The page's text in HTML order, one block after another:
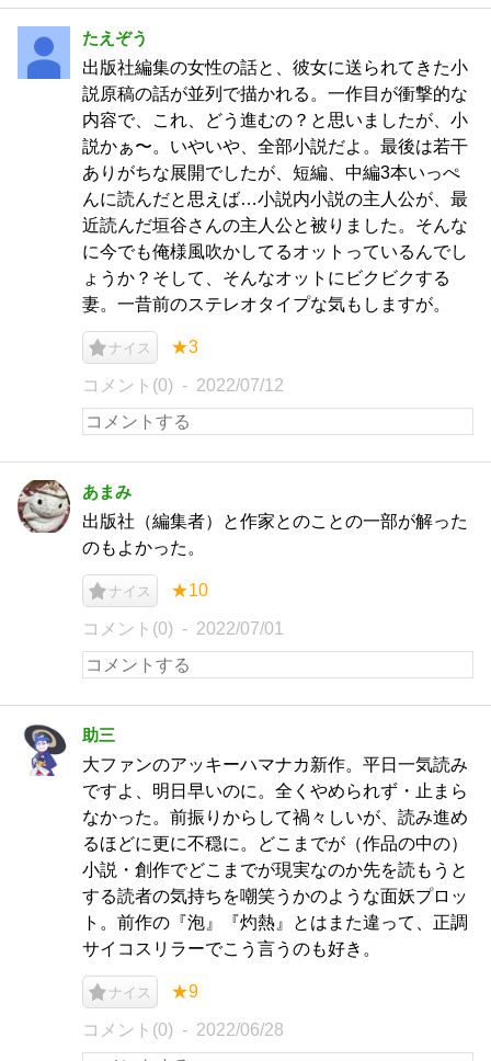
たえぞう
出版社編集の女性の話と、彼女に送られてきた小
説原稿の話が並列で描かれる。一作目が衝撃的な
内容で、これ、どう進むの？と思いましたが、小
説かぁ〜。いやいや、全部小説だよ。最後は若干
ありがちな展開でしたが、短編、中編3本いっぺ
んに読んだと思えば…小説内小説の主人公が、最
近読んだ垣谷さんの主人公と被りました。そんな
に今でも俺様風吹かしてるオットっているんでし
ょうか？そして、そんなオットにビクビクする
妻。一昔前のステレオタイプな気もしますが。
ナイス ★3
コメント(0) 2022/07/12
あまみ
出版社（編集者）と作家とのことの一部が解った
のもよかった。
ナイス ★10
コメント(0) 2022/07/01
助三
大ファンのアッキーハマナカ新作。平日一気読み
ですよ、明日早いのに。全くやめられず・止まら
なかった。前振りからして禍々しいが、読み進め
るほどに更に不穏に。どこまでが（作品の中の）
小説・創作でどこまでが現実なのか先を読もうと
する読者の気持ちを嘲笑うかのような面妖プロッ
ト。前作の『泡』『灼熱』とはまた違って、正調
サイコスリラーでこう言うのも好き。
ナイス ★9
コメント(0) 2022/06/28